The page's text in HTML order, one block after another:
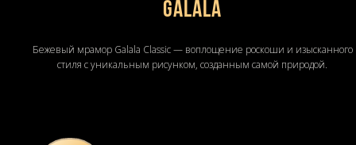
Galala
Бежевый мрамор Galala Classic — воплощение роскоши и изысканного
стиля с уникальным рисунком, созданным самой природой.